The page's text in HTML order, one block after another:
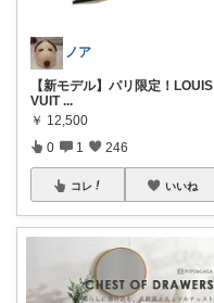
ノア
【新モデル】パリ限定！LOUIS
VUIT ...
￥ 12,500
0 1 246
コレ いいね